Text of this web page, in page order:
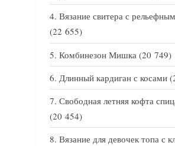
Вязание свитера с
(22 655)
Комбинезон Мишка (20 749)
Длинный кардиган с косами
Свободная летняя кофта
(20 454)
Вязание для девочек топа с